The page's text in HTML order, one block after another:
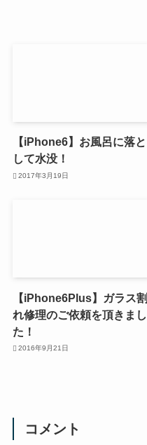
【iPhone6】お風呂に落と
して水没！
2017年3月19日
【iPhone6Plus】ガラス割
れ修理のご依頼を頂きまし
た！
2016年9月21日
コメント